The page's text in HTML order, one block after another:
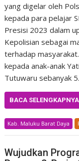
yang digelar oleh
kepada para pelajar
Presisi 2023 dalam
Kepolisian sebagai
terhadap
kepada anak-anak
Tutuwaru sebanyak
BACA SELENGKAPNYA
Kab. Maluku Barat Daya
Wujudkan